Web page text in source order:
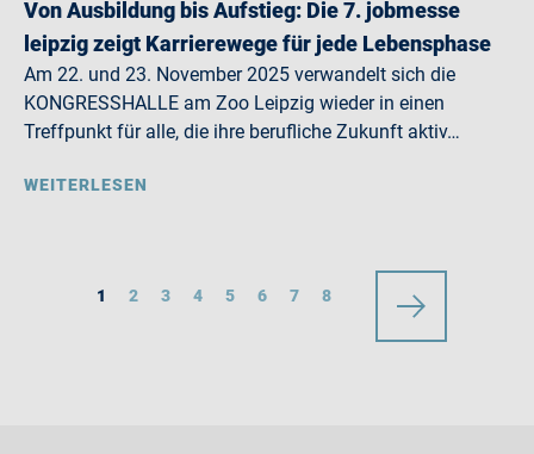
Von Ausbildung bis Aufstieg: Die 7. jobmesse
leipzig zeigt Karrierewege für jede Lebensphase
Am 22. und 23. November 2025 verwandelt sich die
KONGRESSHALLE am Zoo Leipzig wieder in einen
Treffpunkt für alle, die ihre berufliche Zukunft aktiv…
WEITERLESEN
1 2 3 4 5 6 7 8